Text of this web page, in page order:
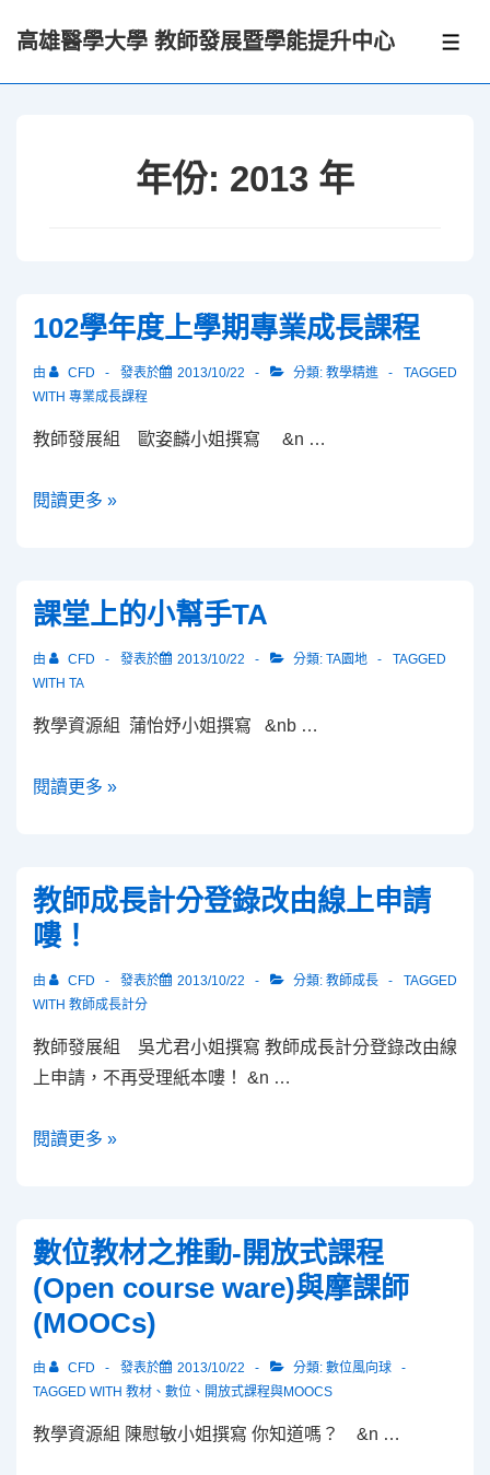
Skip高雄醫學大學 教師發展暨學能提升中心
選
年份: 2013 年
102學年度上學期專業成長課程
由 CFD 發表於 2013/10/22 分類: 教學精進
TAGGED
WITH 專業成長課程
教師發展組 歐姿麟小姐撰寫 &n …
102
上
學
期
專
成
閱讀更多 »
課堂上的小幫手TA
由 CFD 發表於 2013/10/22 分類: TA園地
TAGGED
WITH TA
教學資源組 蒲怡妤小姐撰寫 &nb …
課
小
幫
手
TA
閱讀更多 »
教師成長計分登錄改由線上申請
嘍！
由 CFD 發表於 2013/10/22 分類: 教師成長
TAGGED
WITH 教師成長計分
教師發展組 吳尤君小姐撰寫 教師成長計分登錄改由線
上申請，不再受理紙本嘍！ &n …
教
計
分
登
改
線
閱讀更多 »
數位教材之推動-開放式課程
(Open course ware)與摩課師
(MOOCs)
由 CFD 發表於 2013/10/22 分類: 數位風向球
TAGGED WITH 教材 、 數位 、 開放式課程與MOOCS
教學資源組 陳慰敏小姐撰寫 你知道嗎？ &n …